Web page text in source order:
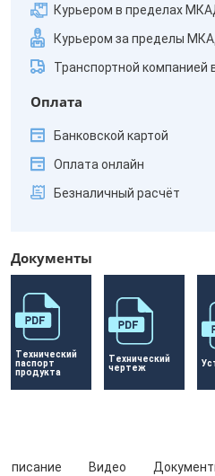
Курьером в пределах
Курьером за пределы
Транспортной компанией
Оплата
Банковской картой
Оплата онлайн
Безналичный расчёт
Документы
Технический
паспорт
продукта
Технический
чертеж
Описание Видео